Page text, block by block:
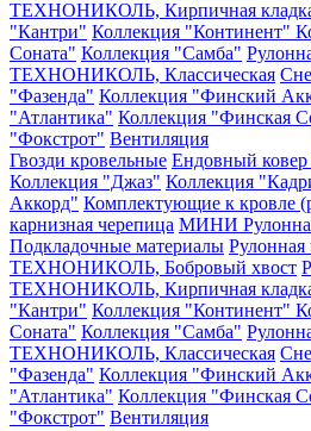
ТЕХНОНИКОЛЬ, Кирпичная
"Кантри" Коллекция "Континент"
Соната" Коллекция "Самба"
ТЕХНОНИКОЛЬ, Классическая
"Фазенда" Коллекция "Финский
"Атлантика" Коллекция "Финская
"Фокстрот" Вентиляция
Гвозди кровельные Ендовный ковер
Коллекция "Джаз" Коллекция
Аккорд" Комплектующие к кровле
карнизная черепица МИНИ
Подкладочные материалы Рулонная
ТЕХНОНИКОЛЬ, Бобровый хвост
ТЕХНОНИКОЛЬ, Кирпичная
"Кантри" Коллекция "Континент"
Соната" Коллекция "Самба"
ТЕХНОНИКОЛЬ, Классическая
"Фазенда" Коллекция "Финский
"Атлантика" Коллекция "Финская
"Фокстрот" Вентиляция